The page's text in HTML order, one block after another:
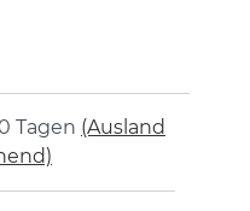
Tagen (Ausland